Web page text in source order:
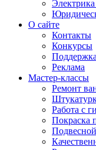
О сайте
Контакты
Конкурсы
Поддержка
Реклама
Мастер-классы
Ремонт
Работа с
Покраска